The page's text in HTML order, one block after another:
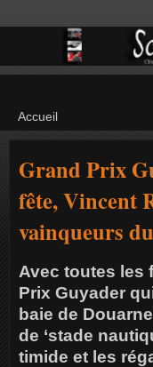
Grand Prix
fête, Vincent
vainqueurs
Avec toutes les
Prix Guyader
baie de
de ‘stade
timide et les